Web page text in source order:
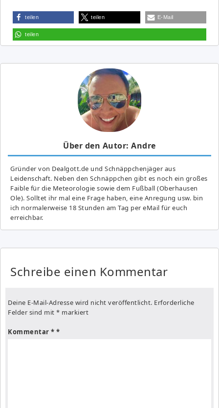
teilen teilen E-Mail
teilen
Über den Autor: Andre
Gründer von Dealgott.de und Schnäppchenjäger aus
Leidenschaft. Neben den Schnäppchen gibt es noch ein großes
Fai­ble für die Meteorologie sowie dem Fußball (Oberhausen
Ole). Solltet ihr mal eine Frage haben, eine Anregung usw. bin
ich normalerweise 18 Stunden am Tag per eMail für euch
erreichbar.
Schreibe einen Kommentar
Deine E-Mail-Adresse wird nicht veröffentlicht. Erforderliche
Felder sind mit * markiert
Kommentar *